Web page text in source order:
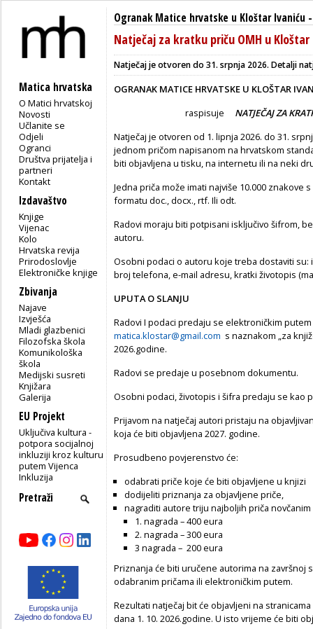
Matica hrvatska
O Matici hrvatskoj
Novosti
Učlanite se
Odjeli
Ogranci
Društva prijatelja i
partneri
Kontakt
Izdavaštvo
Knjige
Vijenac
Kolo
Hrvatska revija
Prirodoslovlje
Elektroničke knjige
Zbivanja
Najave
Izvješća
Mladi glazbenici
Filozofska škola
Komunikološka
škola
Medijski susreti
Knjižara
Galerija
EU Projekt
Uključiva kultura -
potpora socijalnoj
inkluziji kroz kulturu
putem Vijenca
Inkluzija
Ogranak Matice hrvatske u Kloštar Ivaniću
Natječaj za kratku priču OMH u
Natječaj je otvoren do 31. srpnja 2026. Detalji
OGRANAK MATICE HRVATSKE U KLOŠTAR
raspisuje NATJEČAJ ZA
Natječaj je otvoren od 1. lipnja 2026. do 31.
jednom pričom napisanom na hrvatskom
biti objavljena u tisku, na internetu ili na neki
Jedna priča može imati najviše 10.000 znakove
formatu doc., docx., rtf. Ili odt.
Radovi moraju biti potpisani isključivo šifrom,
autoru.
Osobni podaci o autoru koje treba dostaviti su:
broj telefona, e-mail adresu, kratki životopis
UPUTA O SLANJU
Radovi I podaci predaju se elektroničkim
matica.klostar@gmail.com s naznakom „za
2026.godine.
Radovi se predaje u posebnom dokumentu.
Osobni podaci, životopis i šifra predaju se kao
Prijavom na natječaj autori pristaju na
koja će biti objavljena 2027. godine.
Prosudbeno povjerenstvo će:
odabrati priče koje će biti objavljene u knjizi
dodijeliti priznanja za objavljene priče,
nagraditi autore triju najboljih priča
1. nagrada – 400 eura
2. nagrada – 300 eura
3 nagrada – 200 eura
Priznanja će biti uručene autorima na završnoj
odabranim pričama ili elektroničkim putem.
Rezultati natječaj bit će objavljeni na
dana 1. 10. 2026.godine. U isto vrijeme će biti